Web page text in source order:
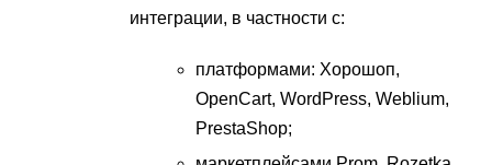
интеграции, в частности с:
платформами: Хорошоп,
OpenCart, WordPress, Weblium,
PrestaShop;